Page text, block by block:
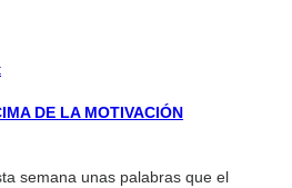
DE LA MOTIVACIÓN
semana unas palabras que el